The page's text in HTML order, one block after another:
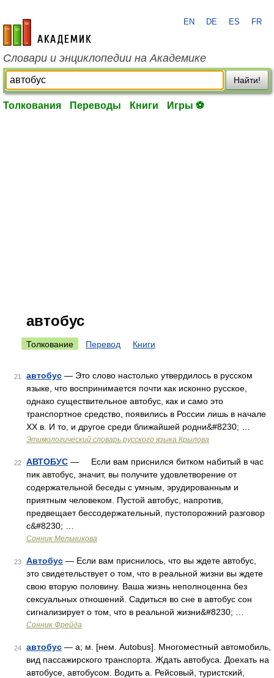
academic.ru
EN DE ES FR
Словари и энциклопедии на Академике
Найти!
Толкования Переводы Книги Игры ⚽
автобус
Толкование Перевод Книги
21 автобус — Это слово настолько утвердилось в русском
языке, что воспринимается почти как исконно русское,
однако существительное автобус, как и само это
транспортное средство, появились в России лишь в начале
XX в. И то, и другое среди ближайшей родни&#8230; …
Этимологический словарь русского языка Крылова
22 АВТОБУС — Если вам приснился битком набитый в час
пик автобус, значит, вы получите удовлетворение от
содержательной беседы с умным, эрудированным и
приятным человеком. Пустой автобус, напротив,
предвещает бессодержательный, пустопорожний разговор
с&#8230; …
Сонник Мельникова
23 Автобус — Если вам приснилось, что вы ждете автобус,
это свидетельствует о том, что в реальной жизни вы ждете
свою вторую половину. Ваша жизнь неполноценна без
сексуальных отношений. Садиться во сне в автобус сон
сигнализирует о том, что в реальной жизни&#8230; …
Cонник Фрейда
24 автобус — а; м. [нем. Autobus]. Многоместный автомобиль,
вид пассажирского транспорта. Ждать автобуса. Доехать на
автобусе, автобусом. Водить а. Рейсовый, туристский,